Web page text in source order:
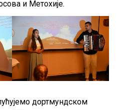
и Метохије.
дортмундском